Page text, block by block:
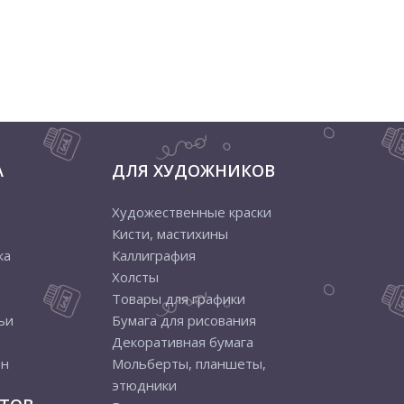
ДЛЯ ХУДОЖНИКОВ
Художественные краски
Кисти, мастихины
Каллиграфия
Холсты
Товары для графики
Бумага для рисования
Декоративная бумага
Мольберты, планшеты,
этюдники